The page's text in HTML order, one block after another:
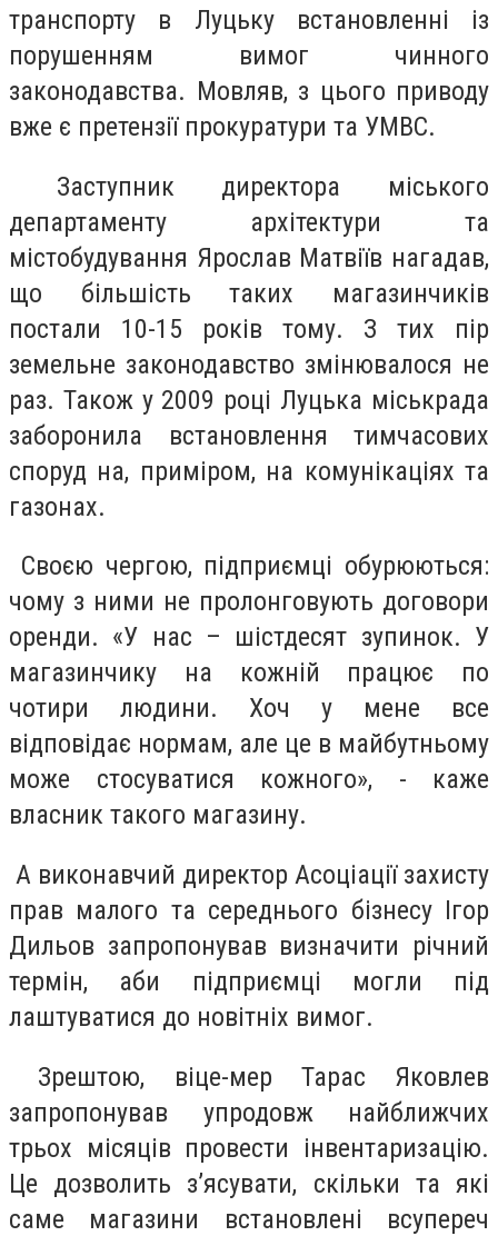
транспорту в Луцьку встановленні із
порушенням вимог чинного
законодавства. Мовляв, з цього приводу
вже є претензії прокуратури та УМВС.
Заступник директора міського
департаменту архітектури та
містобудування Ярослав Матвіїв нагадав,
що більшість таких магазинчиків
постали 10-15 років тому. З тих пір
земельне законодавство змінювалося не
раз. Також у 2009 році Луцька міськрада
заборонила встановлення тимчасових
споруд на, приміром, на комунікаціях та
газонах.
Своєю чергою, підприємці обурюються:
чому з ними не пролонговують договори
оренди. «У нас – шістдесят зупинок. У
магазинчику на кожній працює по
чотири людини. Хоч у мене все
відповідає нормам, але це в майбутньому
може стосуватися кожного», - каже
власник такого магазину.
А виконавчий директор Асоціації захисту
прав малого та середнього бізнесу Ігор
Дильов запропонував визначити річний
термін, аби підприємці могли під
лаштуватися до новітніх вимог.
Зрештою, віце-мер Тарас Яковлев
запропонував упродовж найближчих
трьох місяців провести інвентаризацію.
Це дозволить з’ясувати, скільки та які
саме магазини встановлені всупереч